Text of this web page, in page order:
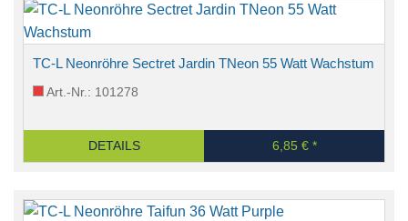
TC-L Neonröhre Sectret Jardin TNeon 55 Watt Wachstum
Art.-Nr.: 101278
DETAILS 6,85 € *